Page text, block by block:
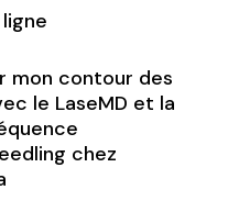
mon contour des
le LaseMD et la
chez